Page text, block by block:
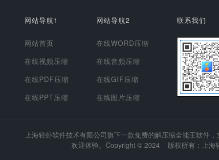
网站导航1
网站首页
在线视频压缩
在线PDF压缩
在线PPT压缩
网站导航2
在线WORD压缩
在线音频压缩
在线GIF压缩
在线图片压缩
联系我们
上海轻虾软件技术有限公司旗下一款免费的解压缩全能王软件
欢迎体验。Copyright © 2024 版权所有：上